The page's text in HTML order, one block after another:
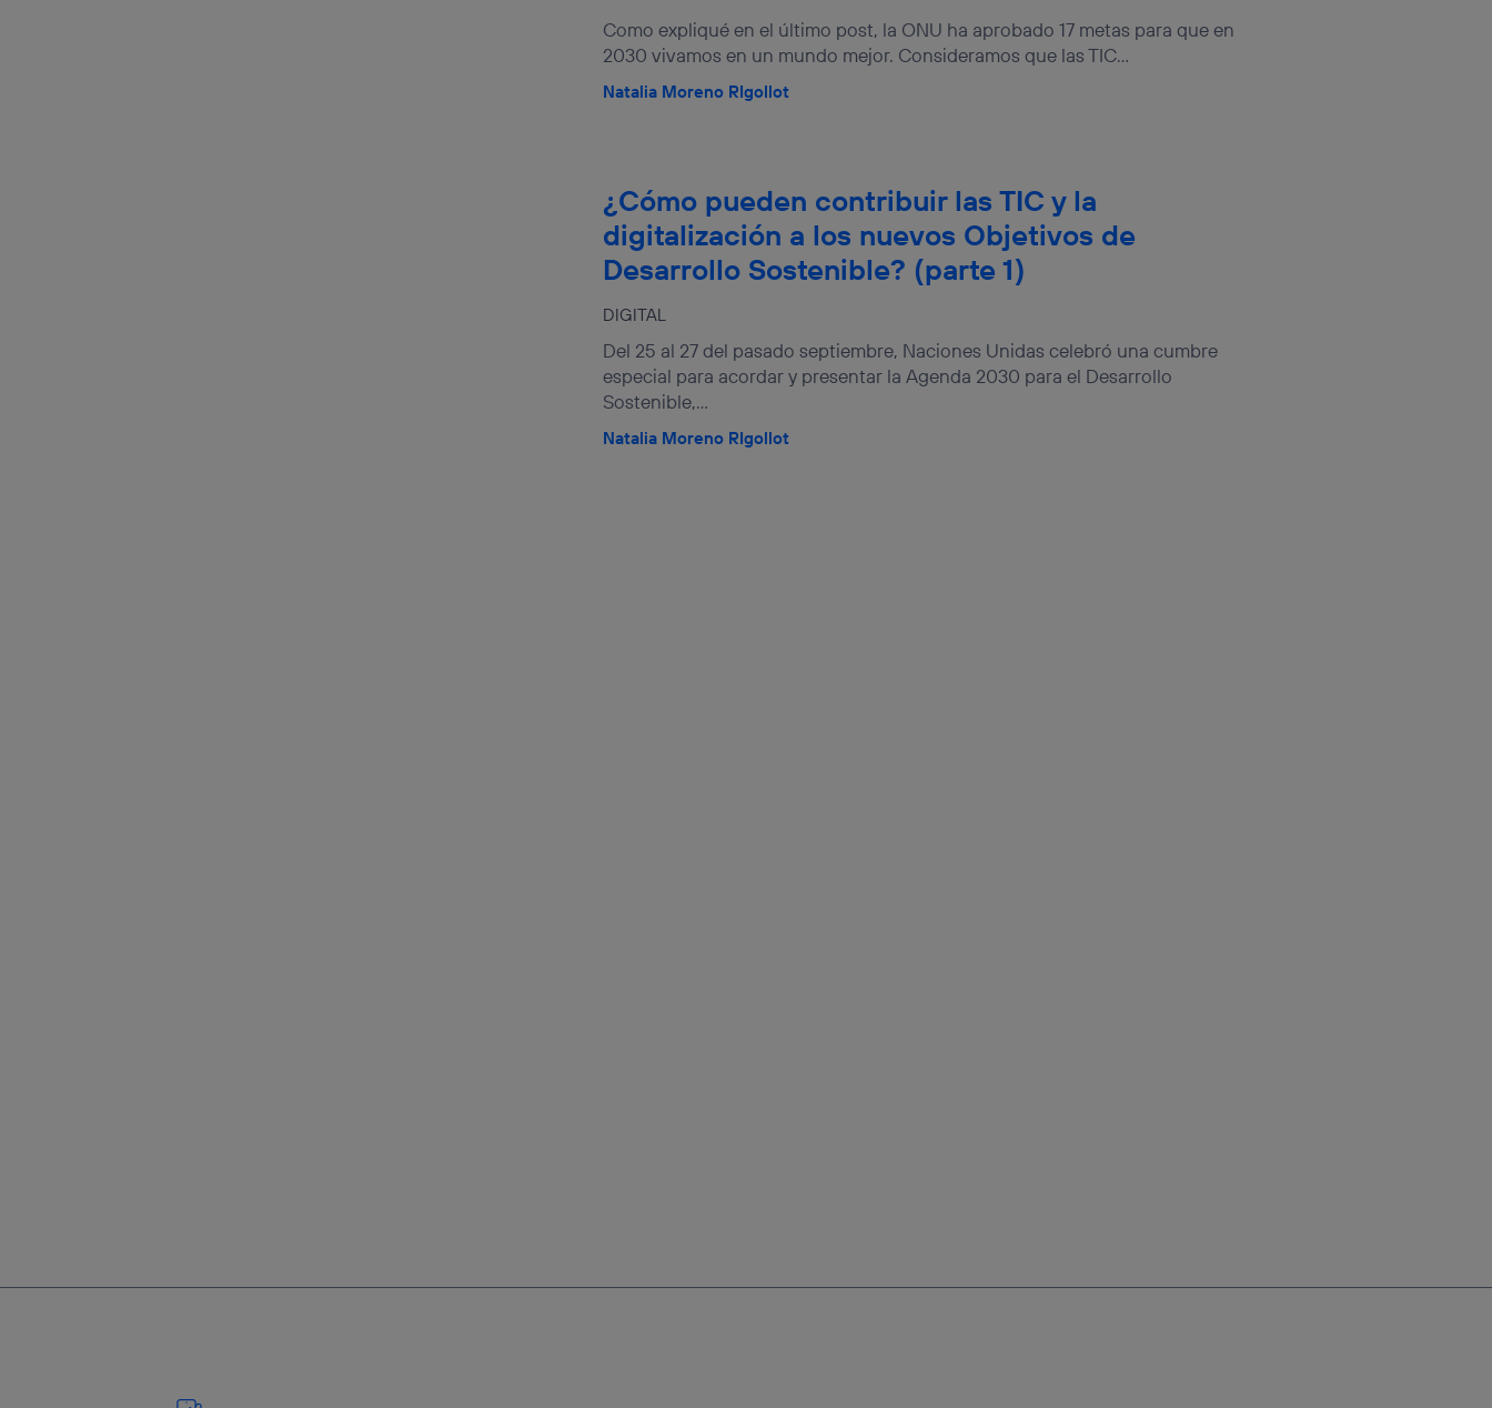
Como expliqué en el último post, la ONU ha aprobado 17 metas para que en
2030 vivamos en un mundo mejor. Consideramos que las TIC...
Natalia Moreno RIgollot
DIGITAL
¿Cómo pueden contribuir las TIC y la
digitalización a los nuevos Objetivos de
Desarrollo Sostenible? (parte 1)
Del 25 al 27 del pasado septiembre, Naciones Unidas celebró una cumbre
especial para acordar y presentar la Agenda 2030 para el Desarrollo
Sostenible,...
Natalia Moreno RIgollot
conexión de banda ancha (p. ej., Wi-Fi), el marketing o análisis se
realizará en función de las actividades de navegación de los miembros del hogar que
hayan dado su consentimiento.
Puedes gestionar los consentimientos Utiq seleccionando “Administrar Utiq” en la parte
inferior de esta página web o visitando el portal de privacidad de Utiq (“consenthub”).
Para más información, consulta la política de privacidad de Utiq.